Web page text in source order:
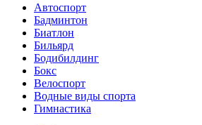
Автоспорт
Бадминтон
Биатлон
Бильярд
Бодибилдинг
Бокс
Велоспорт
Водные виды спорта
Гимнастика